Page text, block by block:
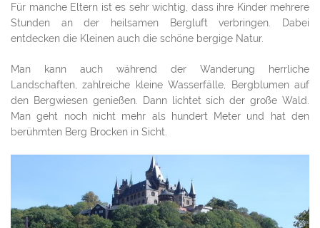
Für manche Eltern ist es sehr wichtig, dass ihre Kinder mehrere
Stunden an der heilsamen Bergluft verbringen. Dabei
entdecken die Kleinen auch die schöne bergige Natur.
Man kann auch während der Wanderung herrliche
Landschaften, zahlreiche kleine Wasserfälle, Bergblumen auf
den Bergwiesen genießen. Dann lichtet sich der große Wald.
Man geht noch nicht mehr als hundert Meter und hat den
berühmten Berg Brocken in Sicht.